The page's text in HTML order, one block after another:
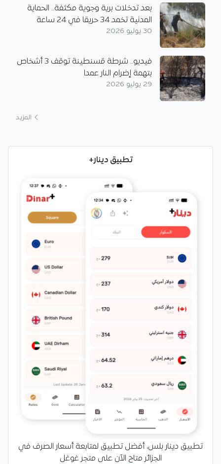
بعد تدخلات برية وجوية مكثفة.. الحماية
المدنية تخمد 34 حريقا في 24 ساعة
30 يوليو 2026
فيديو.. شرطة قسنطينة توقف 3 أشخاص
بتهمة إضرام النار عمدا
29 يوليو 2026
المزيد
تطبيق دينار+
تطبيق دينار بلس، أفضل تطبيق لمتابعة أسعار الصرف في
الجزائر متاح الآن على متجر غوغل